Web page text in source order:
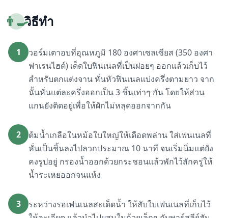
👨‍🍳วิธีทำ
1
วอร์มเตาอบที่อุณหภูมิ 180 องศาเซลเซียส (350 องศา
ฟาเรนไฮต์) เด็ดใบฟินเนลที่เป็นฝอยๆ ออกแล้วเก็บไว้
สำหรับตกแต่งจาน หั่นหัวฟินเนลแบ่งครึ่งตามยาว จาก
นั้นหั่นแต่ละครึ่งออกเป็น 3 ชิ้นเท่าๆ กัน โดยให้ส่วน
แกนยังติดอยู่เพื่อให้ผักไม่หลุดออกจากกัน
2
ต้มน้ำเกลือในหม้อใบใหญ่ให้เดือดพล่าน ใส่เฟนเนลที่
หั่นเป็นชิ้นลงไปลวกประมาณ 10 นาที จนเริ่มนิ่มแต่ยัง
คงรูปอยู่ กรองน้ำออกด้วยกระชอนแล้วพักไว้สักครู่ให้
น้ำระเหยออกจนแห้ง
3
ระหว่างรอเฟนเนลสะเด็ดน้ำ ให้สับใบเฟนเนลที่เก็บไว้